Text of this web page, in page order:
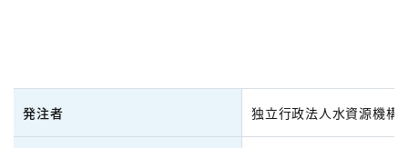
発注者 独立行政法人水資源機構